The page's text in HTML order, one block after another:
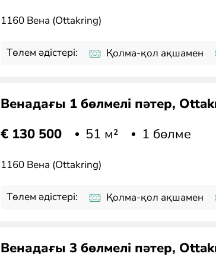
1160 Вена (Ottakring)
Төлем әдістері: Қолма-қол ақшамен
Венадағы 1 бөлмелі пәтер,
€ 130 500
51 м² 1 бөлме
1160 Вена (Ottakring)
Төлем әдістері: Қолма-қол ақшамен
Венадағы 3 бөлмелі пәтер,